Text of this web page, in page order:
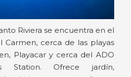
Riviera se encuentra en el
Carmen, cerca de las playas
Playacar y cerca del ADO
Station. Ofrece jardín,